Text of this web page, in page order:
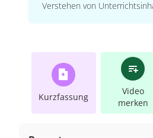
Verstehen von
Kurzfassung
Video
merken